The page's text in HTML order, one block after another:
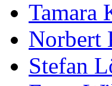
Tamara
Norbert
Stefan